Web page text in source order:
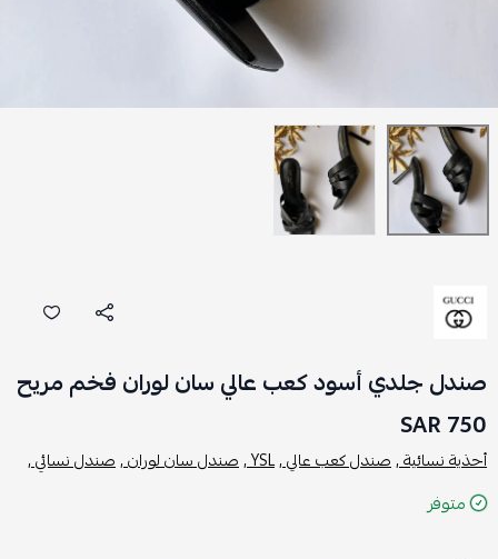
صندل جلدي أسود كعب عالي سان لوران فخم مريح
750 SAR
أحذية نسائية ,صندل كعب عالي ,YSL , صندل سان لوران ,صندل نسائي ,
متوفر